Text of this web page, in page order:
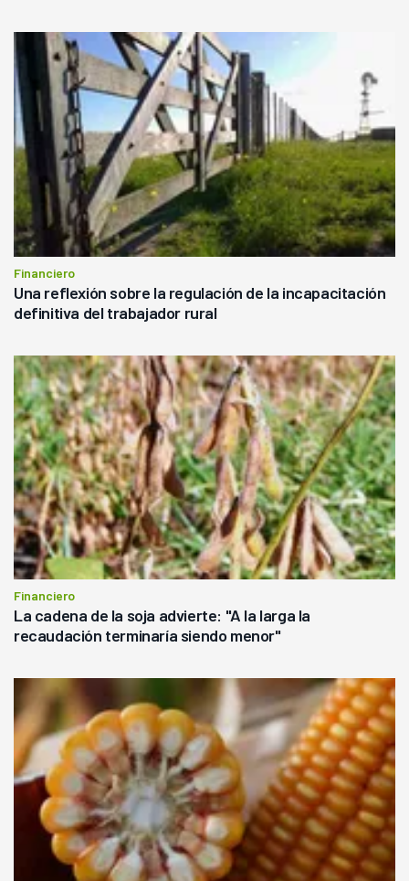
Financiero
Una reflexión sobre la regulación de la incapacitación
definitiva del trabajador rural
Financiero
La cadena de la soja advierte: "A la larga la
recaudación terminaría siendo menor"